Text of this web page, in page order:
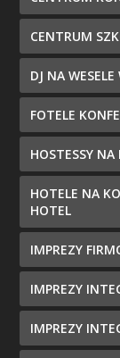
CENTRUM
DJ NA
FOTELE
HOSTESSY
HOTELE NA
HOTEL
IMPREZY
IMPREZY
IMPREZY